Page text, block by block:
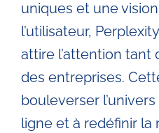
uniques et une
l’utilisateur,
attire l’attention tant
des entreprises.
bouleverser
ligne et à redéfinir la